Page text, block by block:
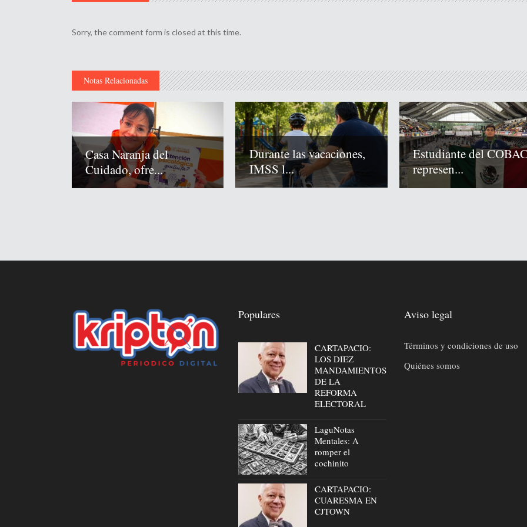
Sorry, the comment form is closed at this time.
Notas Relacionadas
Casa Naranja del
Cuidado, ofre...
Durante las vacaciones,
IMSS l...
Estudiante del
represen...
Populares
CARTAPACIO:
LOS DIEZ
MANDAMIENTOS
DE LA
REFORMA
ELECTORAL
LaguNotas
Mentales: A
romper el
cochinito
CARTAPACIO:
CUARESMA EN
CJTOWN
Aviso legal
Términos y condiciones de uso
Quiénes somos